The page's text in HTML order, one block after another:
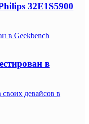
32E1S5900
в Geekbench
в
своих девайсов в